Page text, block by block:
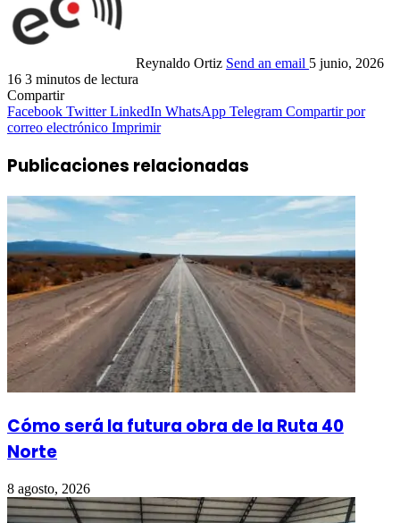
Reynaldo Ortiz Send an email 5 junio, 2026
16 3 minutos de lectura
Compartir
Facebook Twitter LinkedIn WhatsApp Telegram Compartir por
correo electrónico Imprimir
Publicaciones relacionadas
Cómo será la futura obra de la Ruta 40
Norte
8 agosto, 2026